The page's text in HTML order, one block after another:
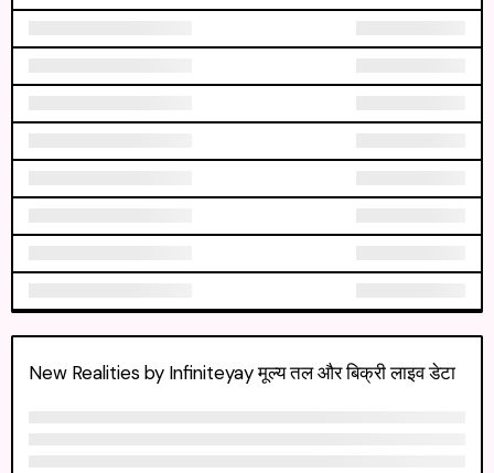
New Realities by Infiniteyay मूल्य तल और बिक्री लाइव डेटा